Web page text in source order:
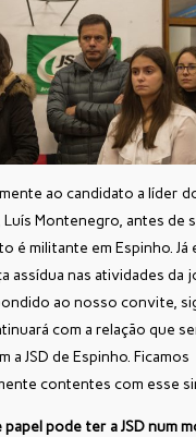
ao candidato a líder
Montenegro, antes de
é militante em Espinho. Já
assídua nas atividades da
ao nosso convite,
com a relação que
a JSD de Espinho. Ficamos
contentes com esse
papel pode ter a JSD num